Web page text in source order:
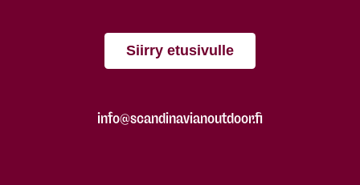
Siirry etusivulle
info@scandinavianoutdoor.fi